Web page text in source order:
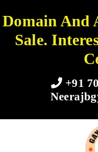
Domain And
Sale.
+91